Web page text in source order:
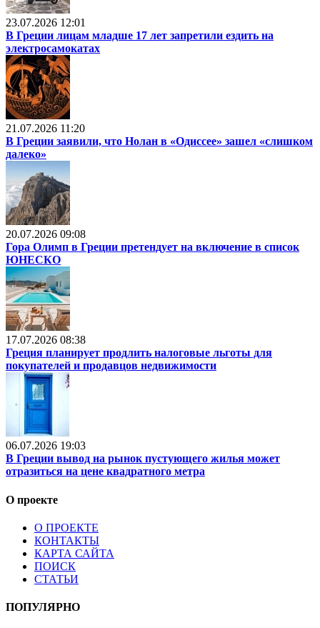
23.07.2026 12:01
В Греции лицам младше 17 лет запретили ездить на
электросамокатах
21.07.2026 11:20
В Греции заявили, что Нолан в «Одиссее» зашел «слишком
далеко»
20.07.2026 09:08
Гора Олимп в Греции претендует на включение в список
ЮНЕСКО
17.07.2026 08:38
Греция планирует продлить налоговые льготы для
покупателей и продавцов недвижимости
06.07.2026 19:03
В Греции вывод на рынок пустующего жилья может
отразиться на цене квадратного метра
О проекте
О ПРОЕКТЕ
КОНТАКТЫ
КАРТА САЙТА
ПОИСК
СТАТЬИ
ПОПУЛЯРНО